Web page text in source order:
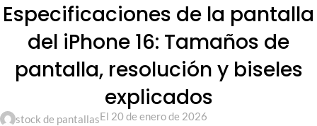
Especificaciones de la pantalla
del iPhone 16: Tamaños de
pantalla, resolución y biseles
explicados
stock de pantallasEl 20 de enero de 2026